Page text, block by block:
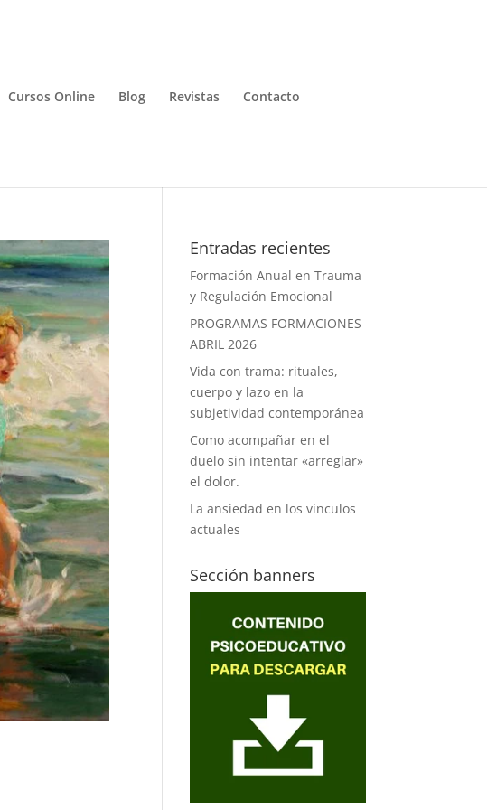
Cursos Online Blog Revistas Contacto
Entradas recientes
Formación Anual en Trauma
y Regulación Emocional
PROGRAMAS FORMACIONES
ABRIL 2026
Vida con trama: rituales,
cuerpo y lazo en la
subjetividad contemporánea
Como acompañar en el
duelo sin intentar «arreglar»
el dolor.
La ansiedad en los vínculos
actuales
Sección banners